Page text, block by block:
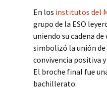
En los institutos del
grupo de la ESO
uniendo su cadena
simbolizó la unión
convivencia positiva
El broche final fue
bachillerato.